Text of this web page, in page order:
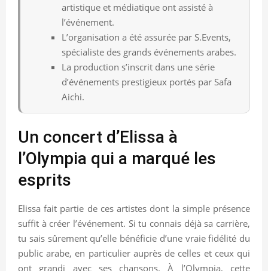
artistique et médiatique ont assisté à
l’événement.
L’organisation a été assurée par S.Events,
spécialiste des grands événements arabes.
La production s’inscrit dans une série
d’événements prestigieux portés par Safa
Aichi.
Un concert d’Elissa à
l’Olympia qui a marqué les
esprits
Elissa fait partie de ces artistes dont la simple présence
suffit à créer l’événement. Si tu connais déjà sa carrière,
tu sais sûrement qu’elle bénéficie d’une vraie fidélité du
public arabe, en particulier auprès de celles et ceux qui
ont grandi avec ses chansons. À l’Olympia, cette